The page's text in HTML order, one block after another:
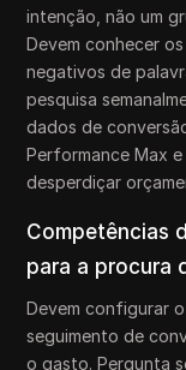
intenção, não um
Devem conhecer
negativos de
pesquisa
dados de
Performance Max
desperdiçar
Competências
para a procura
Devem configurar
seguimento de
o gasto. Pergunta